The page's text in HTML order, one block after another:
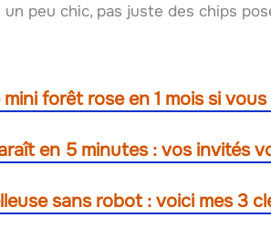
peu chic, pas juste des chips
forêt rose en 1 mois si
en 5 minutes : vos invités
sans robot : voici mes 3